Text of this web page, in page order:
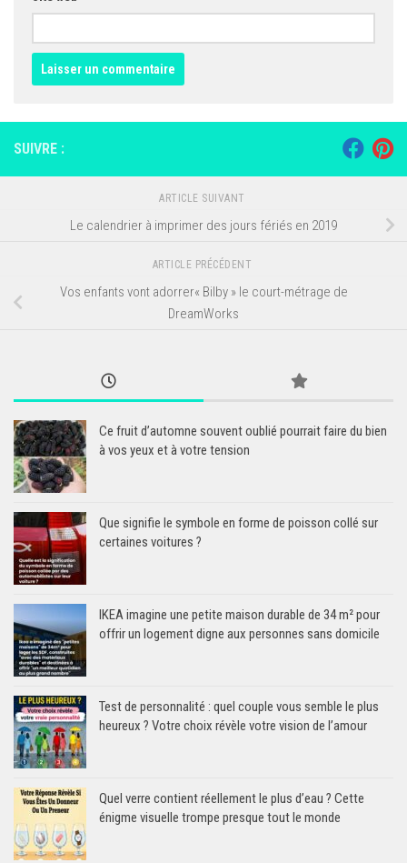
SUIVRE :
ARTICLE SUIVANT
Le calendrier à imprimer des jours fériés en 2019
ARTICLE PRÉCÉDENT
Vos enfants vont adorrer« Bilby » le court-métrage de
DreamWorks
Ce fruit d’automne souvent oublié pourrait faire du bien
à vos yeux et à votre tension
Que signifie le symbole en forme de poisson collé sur
certaines voitures ?
IKEA imagine une petite maison durable de 34 m² pour
offrir un logement digne aux personnes sans domicile
Test de personnalité : quel couple vous semble le plus
heureux ? Votre choix révèle votre vision de l’amour
Quel verre contient réellement le plus d’eau ? Cette
énigme visuelle trompe presque tout le monde